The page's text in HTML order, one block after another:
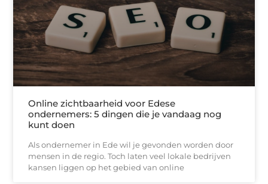
Online zichtbaarheid voor Edese
ondernemers: 5 dingen die je vandaag nog
kunt doen
Als ondernemer in Ede wil je gevonden worden door
mensen in de regio. Toch laten veel lokale bedrijven
kansen liggen op het gebied van online